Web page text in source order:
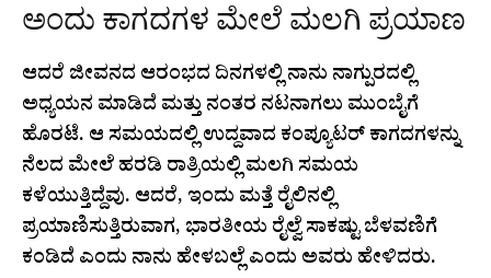
ಅಂದು ಕಾಗದಗಳ ಮೇಲೆ ಮಲಗಿ ಪ್ರಯಾಣ
ಆದರೆ ಜೀವನದ ಆರಂಭದ ದಿನಗಳಲ್ಲಿ ನಾನು ನಾಗ್ಪುರದಲ್ಲಿ
ಅಧ್ಯಯನ ಮಾಡಿದೆ ಮತ್ತು ನಂತರ ನಟನಾಗಲು ಮುಂಬೈಗೆ
ಹೊರಟೆ. ಆ ಸಮಯದಲ್ಲಿ ಉದ್ದವಾದ ಕಂಪ್ಯೂಟರ್ ಕಾಗದಗಳನ್ನು
ನೆಲದ ಮೇಲೆ ಹರಡಿ ರಾತ್ರಿಯಲ್ಲಿ ಮಲಗಿ ಸಮಯ
ಕಳೆಯುತ್ತಿದ್ದೆವು. ಆದರೆ, ಇಂದು ಮತ್ತೆ ರೈಲಿನಲ್ಲಿ
ಪ್ರಯಾಣಿಸುತ್ತಿರುವಾಗ, ಭಾರತೀಯ ರೈಲ್ವೆ ಸಾಕಷ್ಟು ಬೆಳವಣಿಗೆ
ಕಂಡಿದೆ ಎಂದು ನಾನು ಹೇಳಬಲ್ಲೆ ಎಂದು ಅವರು ಹೇಳಿದರು.